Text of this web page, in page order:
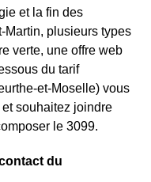
et la fin des
Martin, plusieurs types
verte, une offre web
du tarif
et-Moselle) vous
souhaitez joindre
le 3099.
du